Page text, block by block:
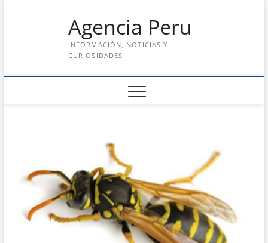
Agencia Peru
INFORMACIÓN, NOTICIAS Y
CURIOSIDADES